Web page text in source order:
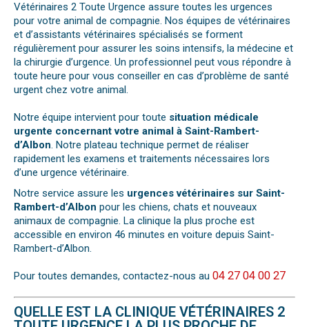
Vétérinaires 2 Toute Urgence assure toutes les urgences
pour votre animal de compagnie. Nos équipes de vétérinaires
et d’assistants vétérinaires spécialisés se forment
régulièrement pour assurer les soins intensifs, la médecine et
la chirurgie d’urgence. Un professionnel peut vous répondre à
toute heure pour vous conseiller en cas d’problème de santé
urgent chez votre animal.
Notre équipe intervient pour toute situation médicale
urgente concernant votre animal à Saint-Rambert-
d’Albon. Notre plateau technique permet de réaliser
rapidement les examens et traitements nécessaires lors
d’une urgence vétérinaire.
Notre service assure les urgences vétérinaires sur Saint-
Rambert-d’Albon pour les chiens, chats et nouveaux
animaux de compagnie. La clinique la plus proche est
accessible en environ 46 minutes en voiture depuis Saint-
Rambert-d’Albon.
Pour toutes demandes, contactez-nous au 04 27 04 00 27
QUELLE EST LA CLINIQUE VÉTÉRINAIRES 2